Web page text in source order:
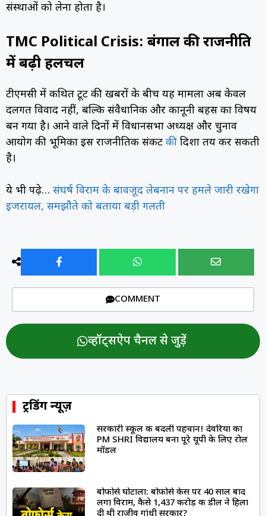
संस्थाओं को लेना होता है।
TMC Political Crisis: बंगाल की राजनीति
में बढ़ी हलचल
टीएमसी में कथित टूट की खबरों के बीच यह मामला अब केवल
दलगत विवाद नहीं, बल्कि संवैधानिक और कानूनी बहस का विषय
बन गया है। आने वाले दिनों में विधानसभा अध्यक्ष और चुनाव
आयोग की भूमिका इस राजनीतिक संकट की दिशा तय कर सकती
है।
ये भी पढ़े… संघर्ष विराम के बावजूद लेबनान पर हमले जारी रखेगा
इजरायल, समझौते को बताया बड़ी गलती
COMMENT
व्हॉट्सऐप चैनल से जुड़ें
ट्रेंडिंग न्यूज़
सरकारी स्कूल की बदली पहचान! देवरिया का
PM SHRI विद्यालय बना पूरे यूपी के लिए रोल
मॉडल
बोफोर्स घोटाला: बोफोर्स केस पर 40 साल बाद
लगा विराम, कैसे 1,437 करोड़ की डील ने हिला